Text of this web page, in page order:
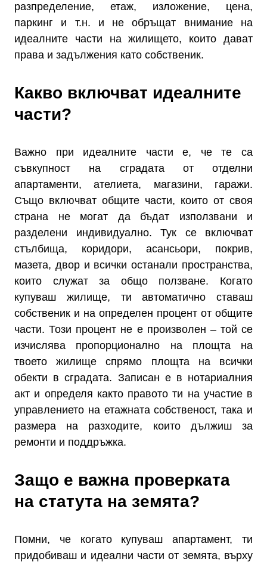
разпределение, етаж, изложение, цена,
паркинг и т.н. и не обръщат внимание на
идеалните части на жилището, които дават
права и задължения като собственик.
Какво включват идеалните
части?
Важно при идеалните части е, че те са
съвкупност на сградата от отделни
апартаменти, ателиета, магазини, гаражи.
Също включват общите части, които от своя
страна не могат да бъдат използвани и
разделени индивидуално. Тук се включват
стълбища, коридори, асансьори, покрив,
мазета, двор и всички останали пространства,
които служат за общо ползване. Когато
купуваш жилище, ти автоматично ставаш
собственик и на определен процент от общите
части. Този процент не е произволен – той се
изчислява пропорционално на площта на
твоето жилище спрямо площта на всички
обекти в сградата. Записан е в нотариалния
акт и определя както правото ти на участие в
управлението на етажната собственост, така и
размера на разходите, които дължиш за
ремонти и поддръжка.
Защо е важна проверката
на статута на земята?
Помни, че когато купуваш апартамент, ти
придобиваш и идеални части от земята, върху